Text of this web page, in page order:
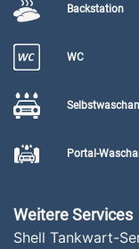
Backstation
WC
Portal-
Weitere Services
Shell Tankwart-